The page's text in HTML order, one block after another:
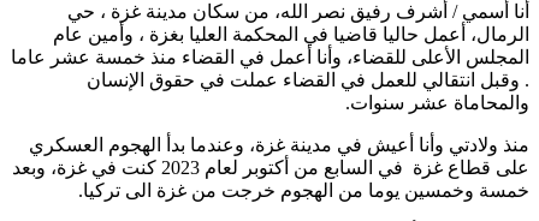
أنا أسمي / أشرف رفيق نصر الله، من سكان مدينة غزة ، حي
الرمال، أعمل حاليا قاضيا في المحكمة العليا بغزة ، وأمين عام
المجلس الأعلى للقضاء، وأنا أعمل في القضاء منذ خمسة عشر عاما
. وقبل انتقالي للعمل في القضاء عملت في حقوق الإنسان
والمحاماة عشر سنوات.
منذ ولادتي وأنا أعيش في مدينة غزة، وعندما بدأ الهجوم العسكري
على قطاع غزة في السابع من أكتوبر لعام 2023 كنت في غزة، وبعد
خمسة وخمسين يوما من الهجوم خرجت من غزة الى تركيا.